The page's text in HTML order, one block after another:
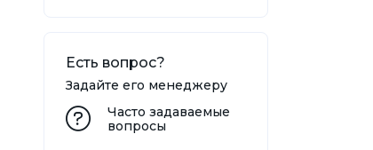
Есть вопрос?
Задайте его менеджеру
Часто задаваемые
вопросы